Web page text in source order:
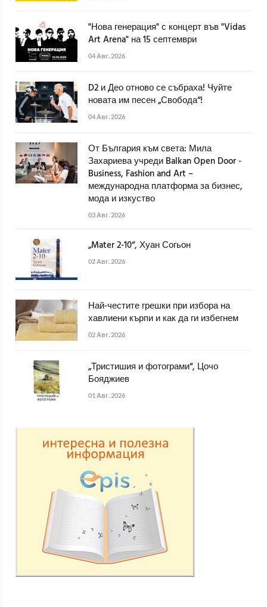
"Нова генерация" с концерт във "Vidas
Art Arena" на 15 септември
04 Авг. 2026
D2 и Део отново се събраха! Чуйте
новата им песен „Свобода“!
04 Авг. 2026
От България към света: Мила
Захариева учреди Balkan Open Door -
Business, Fashion and Art –
международна платформа за бизнес,
мода и изкуство
03 Авг. 2026
„Mater 2-10“, Хуан Согьон
02 Авг. 2026
Най-честите грешки при избора на
хавлиени кърпи и как да ги избегнем
02 Авг. 2026
„Тристишия и фотограми“, Цочо
Бояджиев
01 Авг. 2026